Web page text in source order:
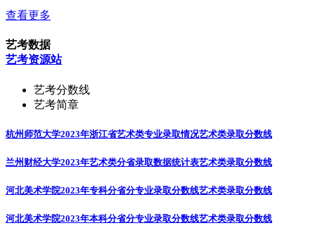
查看更多
艺考数据
艺考资源站
艺考分数线
艺考简章
杭州师范大学2023年浙江省艺术类专业录取情况艺术类录取分数线
兰州财经大学2023年艺术类分省录取数据统计表艺术类录取分数线
河北美术学院2023年专科分省分专业录取分数线艺术类录取分数线
河北美术学院2023年本科分省分专业录取分数线艺术类录取分数线